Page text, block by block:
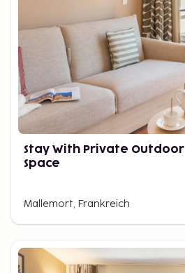
Stay With Private Outdoor
Space
Mallemort, Frankreich